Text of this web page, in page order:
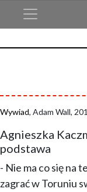
Wywiad, Adam Wall,
Agnieszka
podstawa
- Nie ma co się na
zagrać w Toruniu